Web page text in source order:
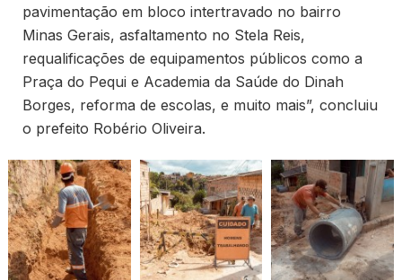
pavimentação em bloco intertravado no bairro
Minas Gerais, asfaltamento no Stela Reis,
requalificações de equipamentos públicos como a
Praça do Pequi e Academia da Saúde do Dinah
Borges, reforma de escolas, e muito mais”, concluiu
o prefeito Robério Oliveira.